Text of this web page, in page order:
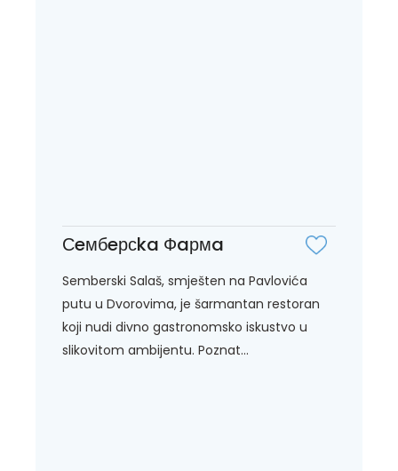
Сeмбeрсka Фaрмa
Semberski Salaš, smješten na Pavlovića
putu u Dvorovima, je šarmantan restoran
koji nudi divno gastronomsko iskustvo u
slikovitom ambijentu. Poznat...